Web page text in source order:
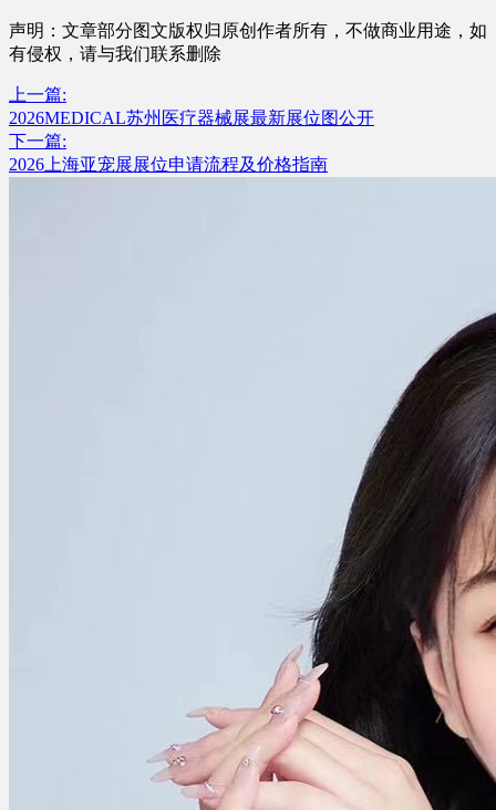
声明：文章部分图文版权归原创作者所有，不做商业用途，如
有侵权，请与我们联系删除
上一篇:
2026MEDICAL苏州医疗器械展最新展位图公开
下一篇:
2026上海亚宠展展位申请流程及价格指南